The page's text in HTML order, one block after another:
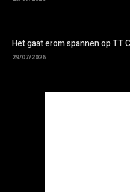
Het gaat erom spannen op TT
29/07/2026